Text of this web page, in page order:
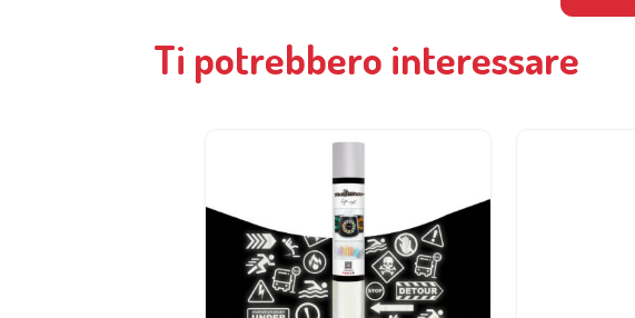
Ti potrebbero interessare